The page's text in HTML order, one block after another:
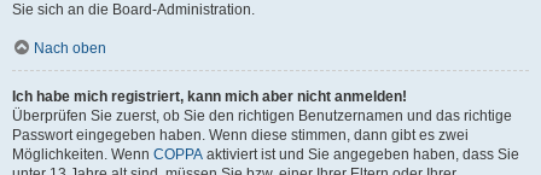
Sie sich an die Board-Administration.
Nach oben
Ich habe mich registriert, kann mich aber nicht anmelden!
Überprüfen Sie zuerst, ob Sie den richtigen Benutzernamen und das richtige
Passwort eingegeben haben. Wenn diese stimmen, dann gibt es zwei
Möglichkeiten. Wenn COPPA aktiviert ist und Sie angegeben haben, dass Sie